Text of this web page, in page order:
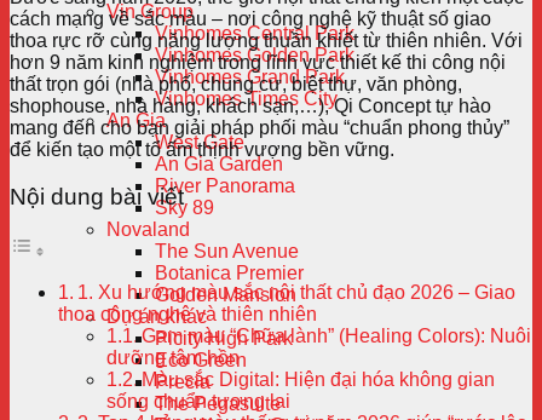
Vin Group
Vinhomes Central Park
Vinhomes Golden Park
Vinhomes Grand Park
Vinhomes Times City
An Gia
West Gate
An Gia Garden
River Panorama
Sky 89
Novaland
The Sun Avenue
Botanica Premier
Golden Mansion
Dự án khác
Picity High Park
Eco Green
Precia
The Pegasuite
cách mạng về sắc màu – nơi công nghệ kỹ thuật số giao
thoa rực rỡ cùng năng lượng thuần khiết từ thiên nhiên. Với
hơn 9 năm kinh nghiệm trong lĩnh vực thiết kế thi công nội
thất trọn gói (nhà phố, chung cư, biệt thự, văn phòng,
shophouse, nhà hàng, khách sạn,…), Qi Concept tự hào
mang đến cho bạn giải pháp phối màu “chuẩn phong thủy”
để kiến tạo một tổ ấm thịnh vượng bền vững.
Nội dung bài viết
1. Xu hướng màu sắc nội thất chủ đạo 2026 – Giao
thoa công nghệ và thiên nhiên
Gam màu “Chữa lành” (Healing Colors): Nuôi
dưỡng tâm hồn
Màu sắc Digital: Hiện đại hóa không gian
sống chuẩn tương lai